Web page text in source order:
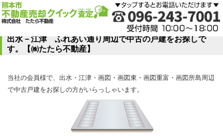
出水－江津 ふれあい通り周辺で中古の戸建をお探しで
す。【㈱たたら不動産】
当社の会員様で、出水・江津・画図・画図東・画図重富・画図所島周辺
で中古戸建をお探しの方がいらっしゃいます。